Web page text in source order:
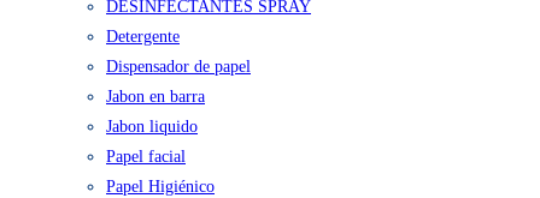
Desinfectantes
DESINFECTANTES SPRAY
Detergente
Dispensador de papel
Jabon en barra
Jabon liquido
Papel facial